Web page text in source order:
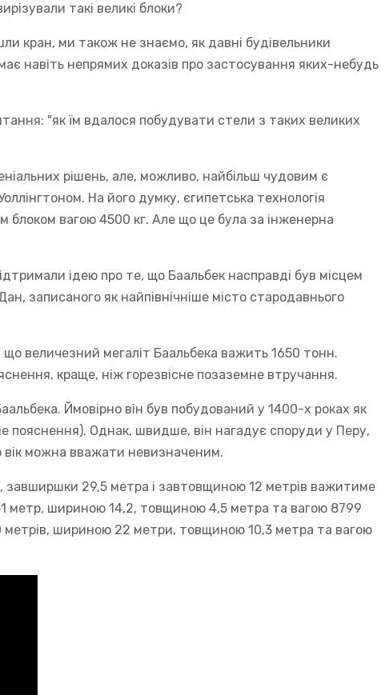
такі великі блоки?
кран, ми також не знаємо, як давні будівельники
навіть непрямих доказів про застосування яких-небудь
"як їм вдалося побудувати стели з таких великих
рішень, але, можливо, найбільш чудовим є
На його думку, єгипетська технологія
блоком вагою 4500 кг. Але що це була за інженерна
ідею про те, що Баальбек насправді був місцем
записаного як найпівнічніше місто стародавнього
що величезний мегаліт Баальбека важить 1650 тонн.
краще, ніж горезвісне позаземне втручання.
Ймовірно він був побудований у 1400-х роках як
пояснення). Однак, швидше, він нагадує споруди у Перу,
вік можна вважати невизначеним.
завширшки 29,5 метра і завтовщиною 12 метрів важитиме
метр, шириною 14,2, товщиною 4,5 метра та вагою 8799
метрів, шириною 22 метри, товщиною 10,3 метра та вагою